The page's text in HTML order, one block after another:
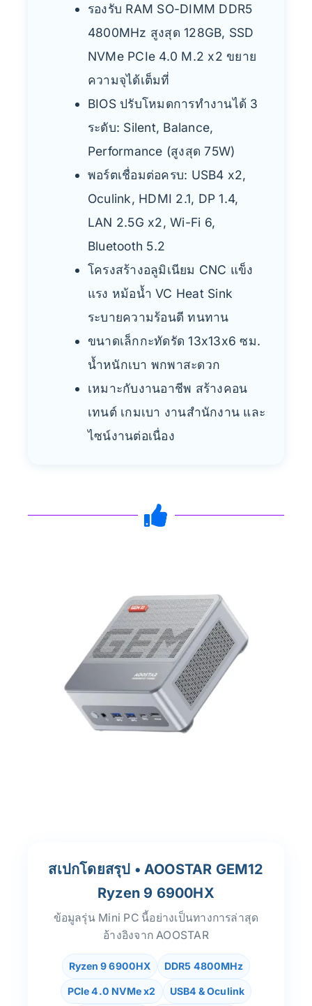
รองรับ RAM SO-DIMM DDR5
4800MHz สูงสุด 128GB, SSD
NVMe PCIe 4.0 M.2 x2 ขยาย
ความจุได้เต็มที่
BIOS ปรับโหมดการทำงานได้ 3
ระดับ: Silent, Balance,
Performance (สูงสุด 75W)
พอร์ตเชื่อมต่อครบ: USB4 x2,
Oculink, HDMI 2.1, DP 1.4,
LAN 2.5G x2, Wi-Fi 6,
Bluetooth 5.2
โครงสร้างอลูมิเนียม CNC แข็ง
แรง หม้อน้ำ VC Heat Sink
ระบายความร้อนดี ทนทาน
ขนาดเล็กกะทัดรัด 13x13x6 ซม.
น้ำหนักเบา พกพาสะดวก
เหมาะกับงานอาชีพ สร้างคอน
เทนต์ เกมเบา งานสำนักงาน และ
ไซน์งานต่อเนื่อง
สเปกโดยสรุป • AOOSTAR GEM12
Ryzen 9 6900HX
ข้อมูลรุ่น Mini PC นี้อย่างเป็นทางการล่าสุด
อ้างอิงจาก AOOSTAR
Ryzen 9 6900HX DDR5 4800MHz
PCIe 4.0 NVMe x2 USB4 & Oculink